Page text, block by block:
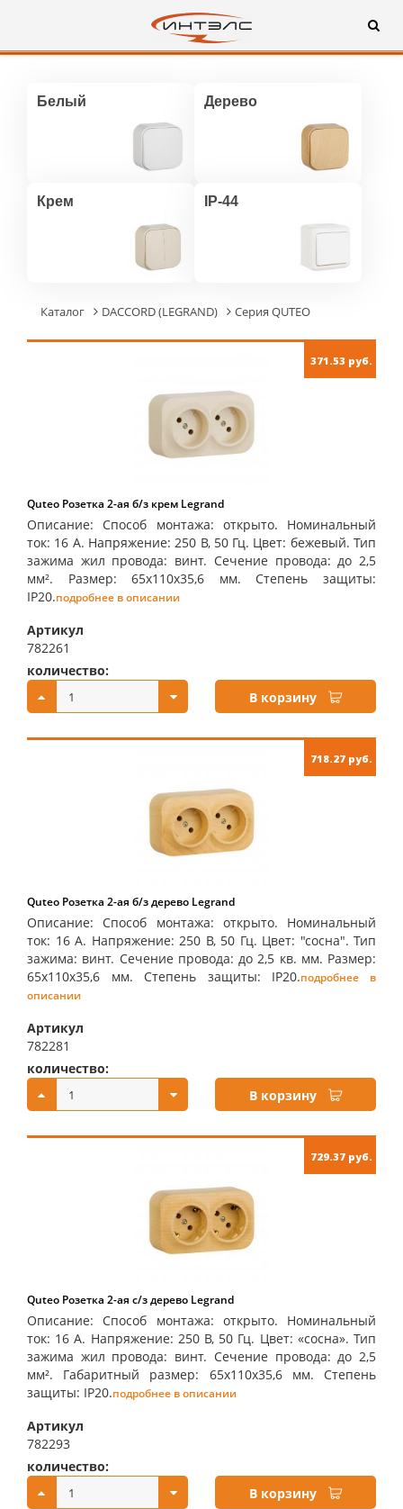
Белый Дерево
Крем IP-44
Каталог DACCORD (LEGRAND) Серия QUTEO
371.53 руб.
Quteo Розетка 2-ая б/з крем Legrand
Описание: Способ монтажа: открыто. Номинальный
ток: 16 А. Напряжение: 250 В, 50 Гц. Цвет: бежевый. Тип
зажима жил провода: винт. Сечение провода: до 2,5
мм². Размер: 65х110х35,6 мм. Степень защиты:
IP20.подробнее в описании
Артикул
782261
количество:
В корзину
718.27 руб.
Quteo Розетка 2-ая б/з дерево Legrand
Описание: Способ монтажа: открыто. Номинальный
ток: 16 А. Напряжение: 250 В, 50 Гц. Цвет: "сосна". Тип
зажима: винт. Сечение провода: до 2,5 кв. мм. Размер:
65х110х35,6 мм. Степень защиты: IP20.подробнее в
описании
Артикул
782281
количество:
В корзину
729.37 руб.
Quteo Розетка 2-ая с/з дерево Legrand
Описание: Способ монтажа: открыто. Номинальный
ток: 16 А. Напряжение: 250 В, 50 Гц. Цвет: «сосна». Тип
зажима жил провода: винт. Сечение провода: до 2,5
мм². Габаритный размер: 65х110х35,6 мм. Степень
защиты: IP20.подробнее в описании
Артикул
782293
количество:
В корзину